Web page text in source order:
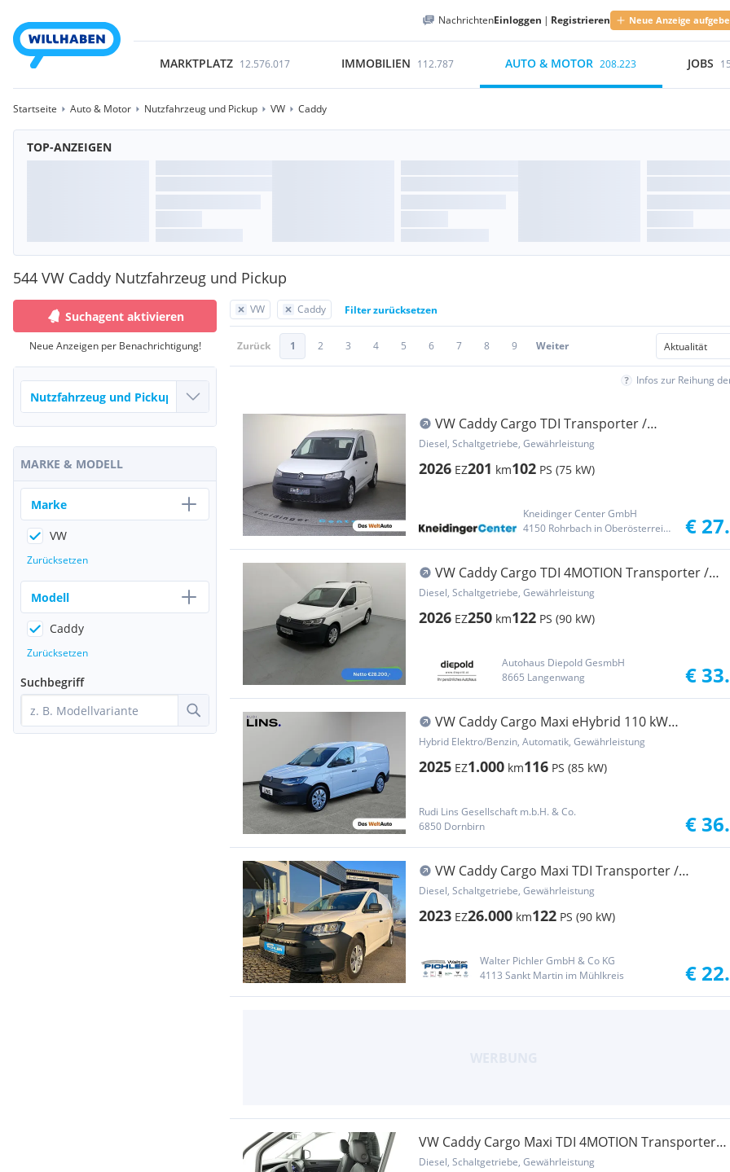
NachrichtenEinloggen | Registrieren Neue Anzeige
MARKTPLATZ 12.576.017 IMMOBILIEN 112.787 AUTO & MOTOR 208.223 JOBS
Startseite Auto & Motor Nutzfahrzeug und Pickup VW Caddy
TOP-ANZEIGEN
544 VW Caddy Nutzfahrzeug und Pickup
VW Caddy Filter zurücksetzen
Zurück 1 2 3 4 5 6 7 8 9 Weiter
Infos zur Reihung
VW Caddy Cargo TDI Transporter /
Kastenwagen
Diesel, Schaltgetriebe, Gewährleistung
2026 EZ201 km102 PS (75 kW)
Kneidinger Center GmbH
4150 Rohrbach in Oberösterreich
€
VW Caddy Cargo TDI 4MOTION Transporter /
Kastenwagen
Diesel, Schaltgetriebe, Gewährleistung
2026 EZ250 km122 PS (90 kW)
Autohaus Diepold GesmbH
8665 Langenwang
€
VW Caddy Cargo Maxi eHybrid 110 kW
Transporter / Kastenwagen
Hybrid Elektro/Benzin, Automatik, Gewährleistung
2025 EZ1.000 km116 PS (85 kW)
Rudi Lins Gesellschaft m.b.H. & Co.
6850 Dornbirn
€
VW Caddy Cargo Maxi TDI Transporter /
Kastenwagen
Diesel, Schaltgetriebe, Gewährleistung
2023 EZ26.000 km122 PS (90 kW)
Walter Pichler GmbH & Co KG
4113 Sankt Martin im Mühlkreis
€
VW Caddy Cargo Maxi TDI 4MOTION Transporter /
Kastenwagen
Diesel, Schaltgetriebe, Gewährleistung
Suchagent aktivieren
Neue Anzeigen per Benachrichtigung!
MARKE & MODELL
Marke
VW
Zurücksetzen
Modell
Caddy
Zurücksetzen
Suchbegriff